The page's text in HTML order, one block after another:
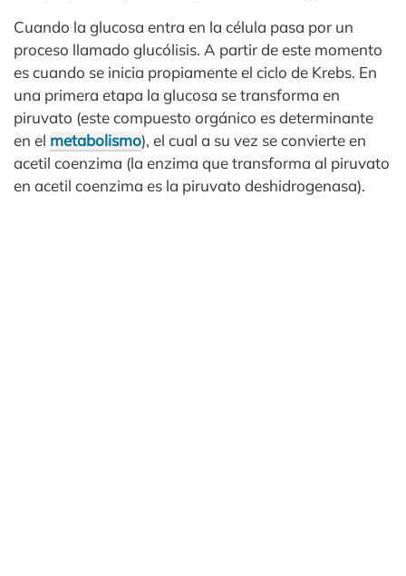
Cuando la glucosa entra en la célula pasa por un
proceso llamado glucólisis. A partir de este momento
es cuando se inicia propiamente el ciclo de Krebs. En
una primera etapa la glucosa se transforma en
piruvato (este compuesto orgánico es determinante
en el metabolismo), el cual a su vez se convierte en
acetil coenzima (la enzima que transforma al piruvato
en acetil coenzima es la piruvato deshidrogenasa).